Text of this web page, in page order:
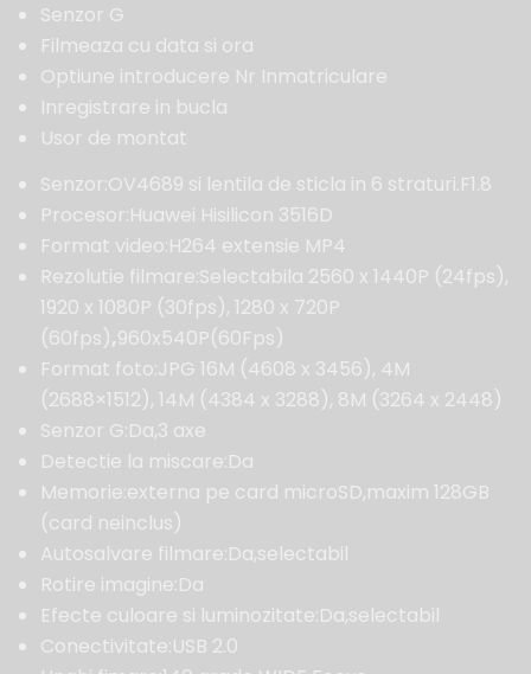
Senzor G
Filmeaza cu data si ora
Optiune introducere Nr Inmatriculare
Inregistrare in bucla
Usor de montat
Senzor:OV4689 si lentila de sticla in 6 straturi.F1.8
Procesor:Huawei Hisilicon 3516D
Format video:H264 extensie MP4
Rezolutie filmare:Selectabila 2560 x 1440P (24fps),
1920 x 1080P (30fps), 1280 x 720P
(60fps),960x540P(60Fps)
Format foto:JPG 16M (4608 x 3456), 4M
(2688×1512), 14M (4384 x 3288), 8M (3264 x 2448)
Senzor G:Da,3 axe
Detectie la miscare:Da
Memorie:externa pe card microSD,maxim 128GB
(card neinclus)
Autosalvare filmare:Da,selectabil
Rotire imagine:Da
Efecte culoare si luminozitate:Da,selectabil
Conectivitate:USB 2.0